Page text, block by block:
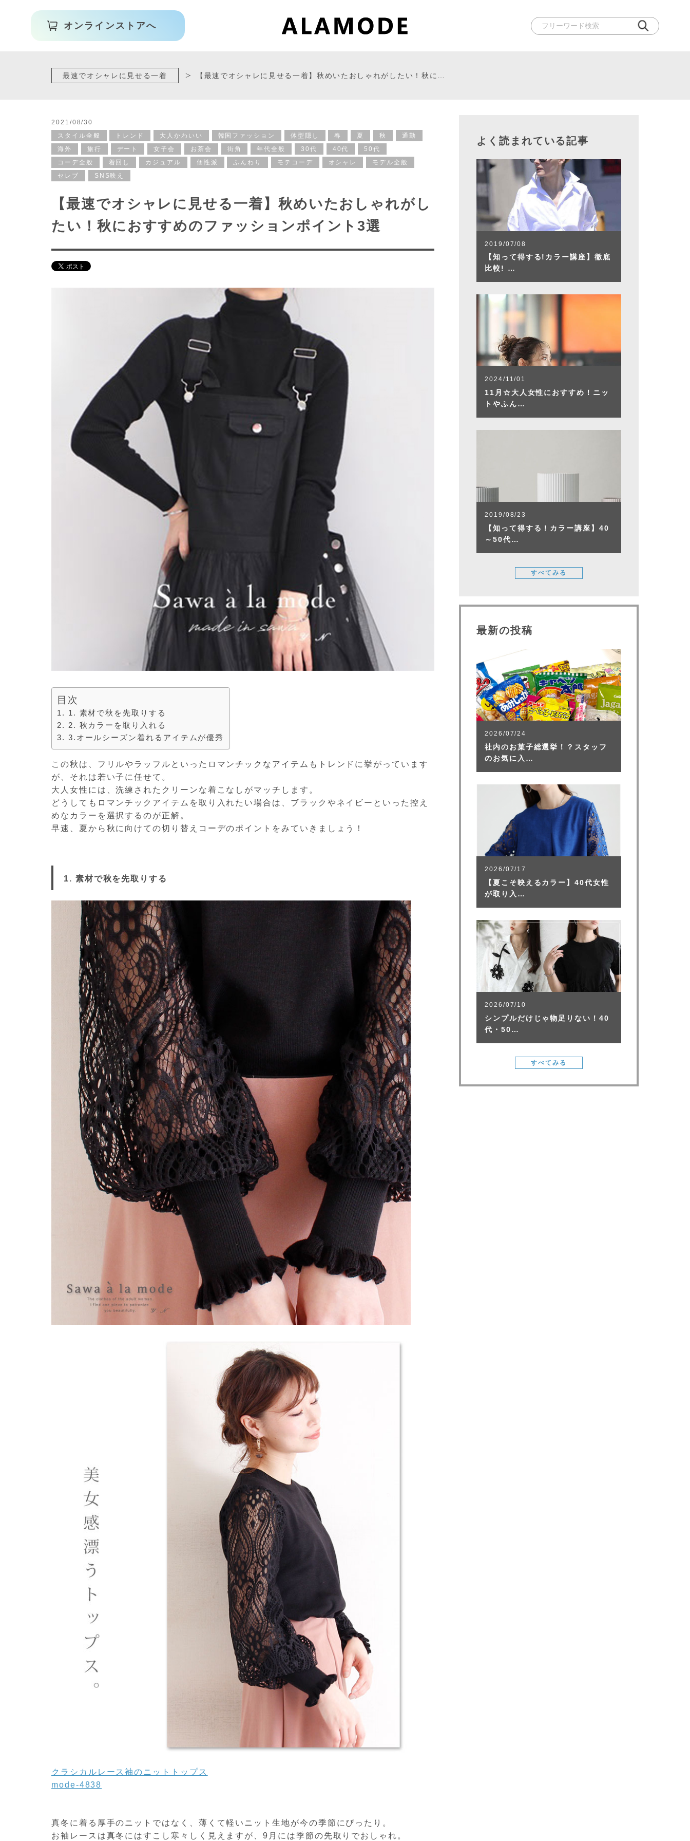
オンラインストアへ
最速でオシャレに見せる一着 【最速でオシャレに見せる一着】秋めいたおしゃれがしたい！秋に…
2021/08/30
スタイル全般
トレンド 大人かわいい 韓国ファッション 体型隠し 春 夏 秋
通勤
海外
旅行 デート 女子会 お茶会 街角 年代全般 30代 40代
50代
コーデ全般
着回し カジュアル 個性派 ふんわり モテコーデ オシャレ
モデル全般
セレブ
SNS映え
【最速でオシャレに見せる一着】秋めいたおしゃれがし
たい！秋におすすめのファッションポイント3選
目次
1. 素材で秋を先取りする
2. 秋カラーを取り入れる
3.オールシーズン着れるアイテムが優秀
この秋は、フリルやラッフルといったロマンチックなアイテムもトレンドに挙がっています
が、それは若い子に任せて。
大人女性には、洗練されたクリーンな着こなしがマッチします。
どうしてもロマンチックアイテムを取り入れたい場合は、ブラックやネイビーといった控え
めなカラーを選択するのが正解。
早速、夏から秋に向けての切り替えコーデのポイントをみていきましょう！
1. 素材で秋を先取りする
クラシカルレース袖のニットトップス
mode-4838
真冬に着る厚手のニットではなく、薄くて軽いニット生地が今の季節にぴったり。
お袖レースは真冬にはすこし寒々しく見えますが、9月には季節の先取りでおしゃれ。
よく読まれている記事
2019/07/08
【知って得する!カラー講座】徹底
比較! …
2024/11/01
11月☆大人女性におすすめ！ニッ
トやふん…
2019/08/23
【知って得する！カラー講座】40
～50代…
すべてみる
最新の投稿
2026/07/24
社内のお菓子総選挙！？スタッフ
のお気に入…
2026/07/17
【夏こそ映えるカラー】40代女性
が取り入…
2026/07/10
シンプルだけじゃ物足りない！40
代・50…
すべてみる